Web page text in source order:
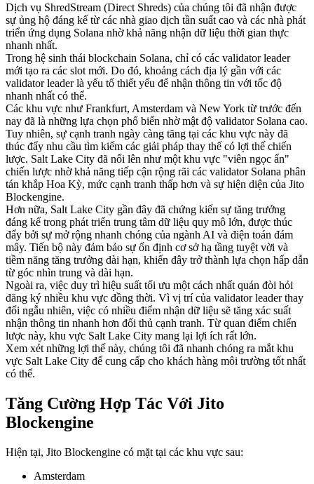
Dịch vụ ShredStream (Direct Shreds) của chúng tôi đã nhận được
sự ủng hộ đáng kể từ các nhà giao dịch tần suất cao và các nhà phát
triển ứng dụng Solana nhờ khả năng nhận dữ liệu thời gian thực
nhanh nhất.
Trong hệ sinh thái blockchain Solana, chỉ có các validator leader
mới tạo ra các slot mới. Do đó, khoảng cách địa lý gần với các
validator leader là yếu tố thiết yếu để nhận thông tin với tốc độ
nhanh nhất có thể.
Các khu vực như Frankfurt, Amsterdam và New York từ trước đến
nay đã là những lựa chọn phổ biến nhờ mật độ validator Solana cao.
Tuy nhiên, sự cạnh tranh ngày càng tăng tại các khu vực này đã
thúc đẩy nhu cầu tìm kiếm các giải pháp thay thế có lợi thế chiến
lược. Salt Lake City đã nổi lên như một khu vực "viên ngọc ẩn"
chiến lược nhờ khả năng tiếp cận rộng rãi các validator Solana phân
tán khắp Hoa Kỳ, mức cạnh tranh thấp hơn và sự hiện diện của Jito
Blockengine.
Hơn nữa, Salt Lake City gần đây đã chứng kiến sự tăng trưởng
đáng kể trong phát triển trung tâm dữ liệu quy mô lớn, được thúc
đẩy bởi sự mở rộng nhanh chóng của ngành AI và điện toán đám
mây. Tiến bộ này đảm bảo sự ổn định cơ sở hạ tầng tuyệt vời và
tiềm năng tăng trưởng dài hạn, khiến đây trở thành lựa chọn hấp dẫn
từ góc nhìn trung và dài hạn.
Ngoài ra, việc duy trì hiệu suất tối ưu một cách nhất quán đòi hỏi
đăng ký nhiều khu vực đồng thời. Vì vị trí của validator leader thay
đổi ngẫu nhiên, việc có nhiều điểm nhận dữ liệu sẽ tăng xác suất
nhận thông tin nhanh hơn đối thủ cạnh tranh. Từ quan điểm chiến
lược này, khu vực Salt Lake City mang lại lợi ích rất lớn.
Xem xét những lợi thế này, chúng tôi đã nhanh chóng ra mắt khu
vực Salt Lake City để cung cấp cho khách hàng môi trường tốt nhất
có thể.
Tăng Cường Hợp Tác Với Jito
Blockengine
Hiện tại, Jito Blockengine có mặt tại các khu vực sau:
Amsterdam